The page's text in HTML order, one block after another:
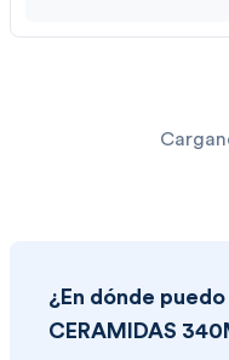
¿En dónde
CERAMIDAS